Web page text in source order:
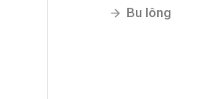
Bu lông